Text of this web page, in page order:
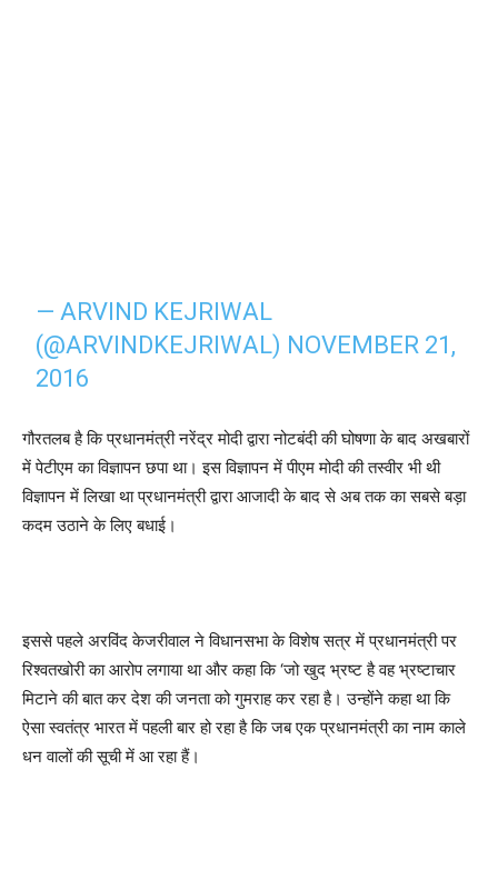
— ARVIND KEJRIWAL
(@ARVINDKEJRIWAL) NOVEMBER 21,
2016
गौरतलब है कि प्रधानमंत्री नरेंद्र मोदी द्वारा नोटबंदी की घोषणा के बाद अखबारों
में पेटीएम का विज्ञापन छपा था। इस विज्ञापन में पीएम मोदी की तस्वीर भी थी
विज्ञापन में लिखा था प्रधानमंत्री द्वारा आजादी के बाद से अब तक का सबसे बड़ा
कदम उठाने के लिए बधाई।
इससे पहले अरविंद केजरीवाल ने विधानसभा के विशेष सत्र में प्रधानमंत्री पर
रिश्वतखोरी का आरोप लगाया था और कहा कि ‘जो खुद भ्रष्ट है वह भ्रष्टाचार
मिटाने की बात कर देश की जनता को गुमराह कर रहा है। उन्होंने कहा था कि
ऐसा स्वतंत्र भारत में पहली बार हो रहा है कि जब एक प्रधानमंत्री का नाम काले
धन वालों की सूची में आ रहा हैं।